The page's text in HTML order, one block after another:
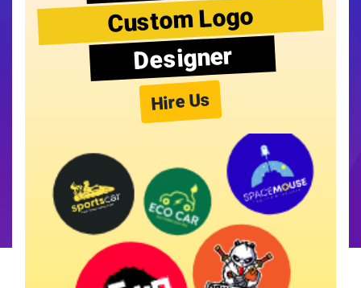
Custom Logo
Designer
Hire Us